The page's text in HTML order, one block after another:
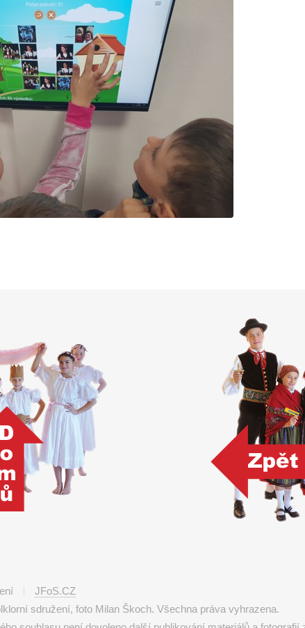
JFoS.CZ
sdružení, foto Milan Škoch. Všechna práva vyhrazena.